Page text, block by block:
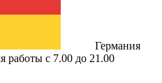
Германия
работы с 7.00 до 21.00